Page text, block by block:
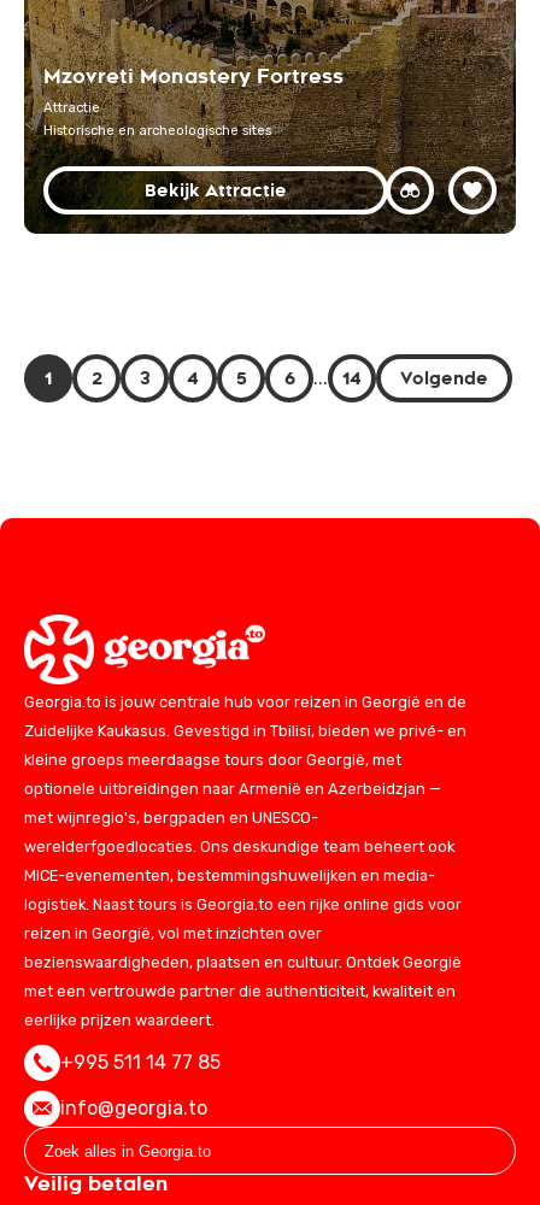
Mzovreti Monastery Fortress
Attractie
Historische en archeologische sites
Bekijk Attractie
1 2 3 4 5 6 ... 14 Volgende
Georgia.to is jouw centrale hub voor reizen in Georgië en de
Zuidelijke Kaukasus. Gevestigd in Tbilisi, bieden we privé- en
kleine groeps meerdaagse tours door Georgië, met
optionele uitbreidingen naar Armenië en Azerbeidzjan —
met wijnregio's, bergpaden en UNESCO-
werelderfgoedlocaties. Ons deskundige team beheert ook
MICE-evenementen, bestemmingshuwelijken en media-
logistiek. Naast tours is Georgia.to een rijke online gids voor
reizen in Georgië, vol met inzichten over
bezienswaardigheden, plaatsen en cultuur. Ontdek Georgië
met een vertrouwde partner die authenticiteit, kwaliteit en
eerlijke prijzen waardeert.
+995 511 14 77 85
info@georgia.to
Veilig betalen